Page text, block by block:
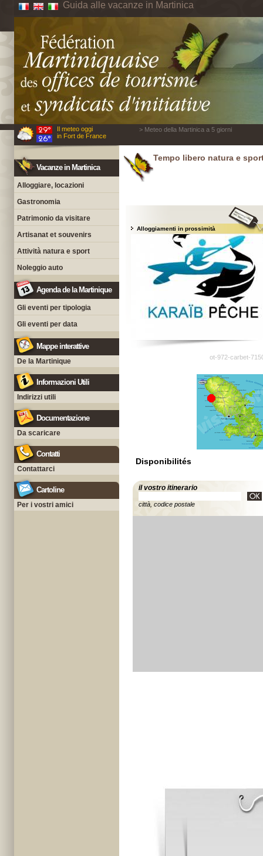
Guida alle vacanze in Martinica
Il meteo oggi
in Fort de France
> Meteo della Martinica a 5 giorni
Vacanze in Martinica
Alloggiare, locazioni
Gastronomia
Patrimonio da visitare
Artisanat et souvenirs
Attività natura e sport
Noleggio auto
Agenda de la Martinique
Gli eventi per tipologia
Gli eventi per data
Mappe interattive
De la Martinique
Informazioni Utili
Indirizzi utili
Documentazione
Da scaricare
Contatti
Contattarci
Cartoline
Per i vostri amici
Tempo libero natura e
Alloggiamenti in prossimità
ot-972-carbet-
Disponibilités
il vostro itinerario
città, codice postale